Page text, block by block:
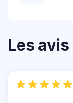
Les avis